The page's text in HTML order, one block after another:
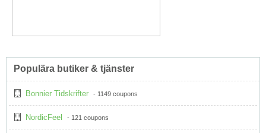
Populära butiker & tjänster
Bonnier Tidskrifter - 1149 coupons
NordicFeel - 121 coupons